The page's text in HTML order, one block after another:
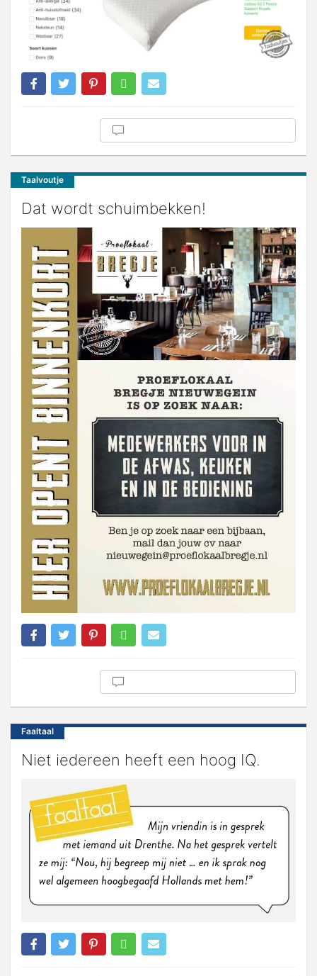
Taalvoutje
Dat wordt schuimbekken!
Faaltaal
Niet iedereen heeft een hoog IQ.